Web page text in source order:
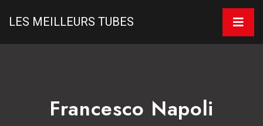
LES MEILLEURS TUBES
Francesco Napoli